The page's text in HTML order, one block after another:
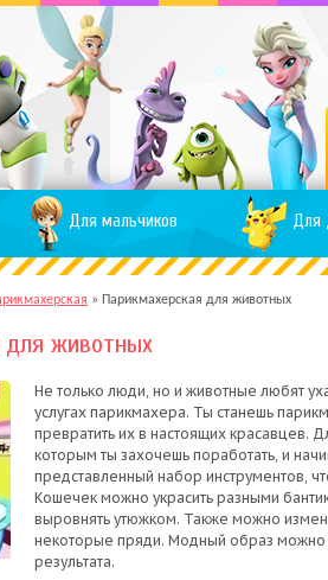
Для мальчиков Для
» Парикмахерская для животных
для животных
Не только люди, но и животные любят
услугах парикмахера. Ты станешь
превратить их в настоящих красавцев.
которым ты захочешь поработать, и
представленный набор инструментов,
Кошечек можно украсить разными
выровнять утюжком. Также можно
некоторые пряди. Модный образ можно
результата.